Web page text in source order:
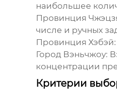
наибольшее
Провинция
числе и ручных
Провинция Хэбэй:
Город Вэньчжоу:
концентрации
Критерии